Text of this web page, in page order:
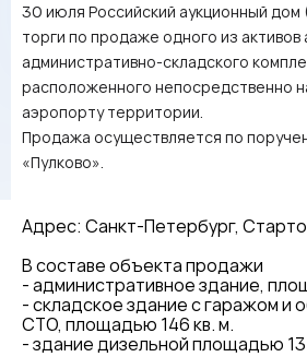
30 июля Российский аукционный
торги по продаже одного из активов
административно-складского
расположенного непосредственно
аэропорту территории.
Продажа осуществляется по
«Пулково».
Адрес: Санкт-Петербург,
В составе объекта продажи
- административное здание,
- складское здание с гаражом и
СТО, площадью 146 кв. м.
- здание дизельной площадью 13